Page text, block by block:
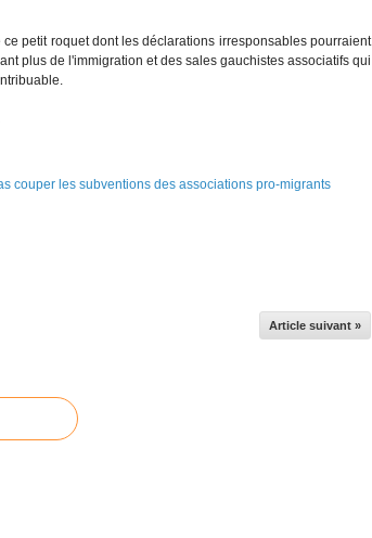
petit roquet dont les déclarations irresponsables pourraient
plus de l'immigration et des sales gauchistes associatifs qui
Article suivant »